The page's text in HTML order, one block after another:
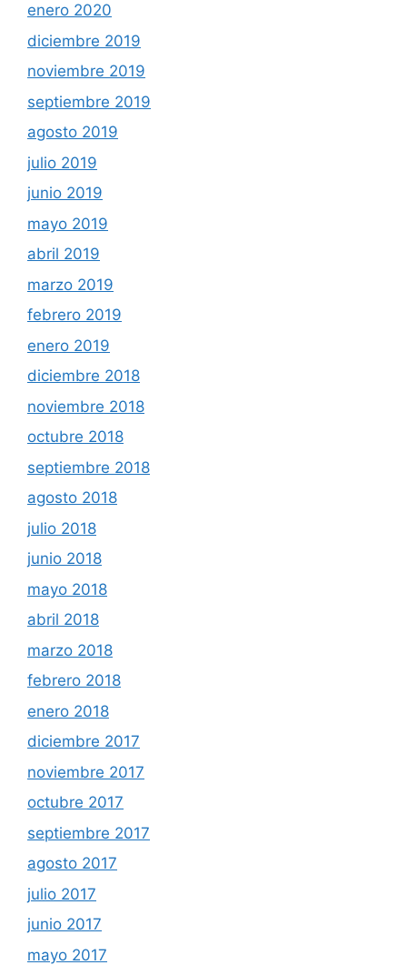
enero 2020
diciembre 2019
noviembre 2019
septiembre 2019
agosto 2019
julio 2019
junio 2019
mayo 2019
abril 2019
marzo 2019
febrero 2019
enero 2019
diciembre 2018
noviembre 2018
octubre 2018
septiembre 2018
agosto 2018
julio 2018
junio 2018
mayo 2018
abril 2018
marzo 2018
febrero 2018
enero 2018
diciembre 2017
noviembre 2017
octubre 2017
septiembre 2017
agosto 2017
julio 2017
junio 2017
mayo 2017